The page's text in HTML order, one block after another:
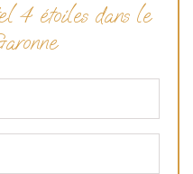
4 étoiles dans le